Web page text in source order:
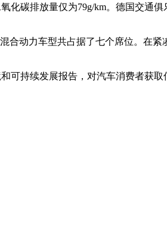
碳排放量仅为79g/km。德国交通俱
合动力车型共占据了七个席位。在
持续发展报告，对汽车消费者获取